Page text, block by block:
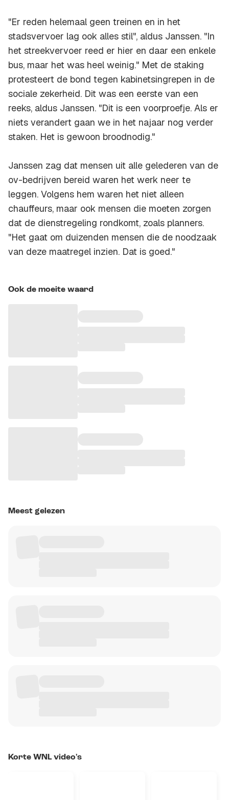
"Er reden helemaal geen treinen en in het
stadsvervoer lag ook alles stil", aldus Janssen. "In
het streekvervoer reed er hier en daar een enkele
bus, maar het was heel weinig." Met de staking
protesteert de bond tegen kabinetsingrepen in de
sociale zekerheid. Dit was een eerste van een
reeks, aldus Janssen. "Dit is een voorproefje. Als er
niets verandert gaan we in het najaar nog verder
staken. Het is gewoon broodnodig."
Janssen zag dat mensen uit alle gelederen van de
ov-bedrijven bereid waren het werk neer te
leggen. Volgens hem waren het niet alleen
chauffeurs, maar ook mensen die moeten zorgen
dat de dienstregeling rondkomt, zoals planners.
"Het gaat om duizenden mensen die de noodzaak
van deze maatregel inzien. Dat is goed."
Ook de moeite waard
Meest gelezen
Korte WNL video's